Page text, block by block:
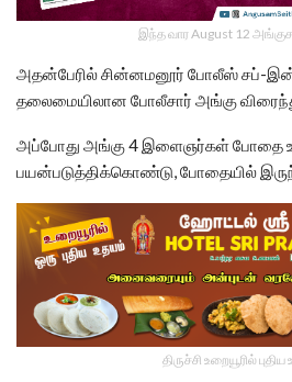
இந்த வார August 12
அதன்பேரில் சின்னமனூர் போலீஸ் சப்-
தலைமையிலான போலீசார் அங்கு
அப்போது அங்கு 4 இளைஞர்கள் போதை
பயன்படுத்திக்கொண்டு, போதையில்
திருச்சி உறையூரில் புதிய